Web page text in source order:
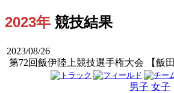
2023年 競技結果
2023/08/26
第72回飯伊陸上競技選手権大会 【飯田
男子 女子